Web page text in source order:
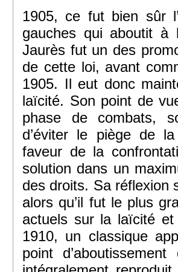
1905, ce fut bien sûr
gauches qui aboutit à
Jaurès fut un des
de cette loi, avant
1905. Il eut donc
laïcité. Son point de
phase de combats,
d’éviter le piège de
faveur de la
solution dans un
des droits. Sa réflexion
alors qu’il fut le plus
actuels sur la laïcité et
1910, un classique
point